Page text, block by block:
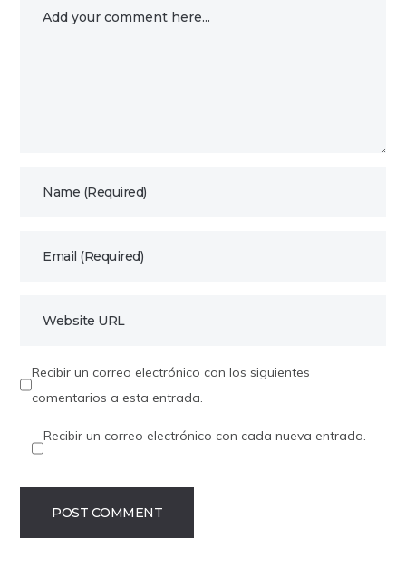
Recibir un correo electrónico con los siguientes
comentarios a esta entrada.
Recibir un correo electrónico con cada nueva entrada.